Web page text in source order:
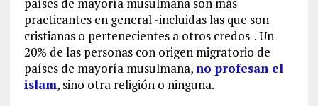
países de mayoría musulmana son más
practicantes en general -incluidas las que son
cristianas o pertenecientes a otros credos-. Un
20% de las personas con origen migratorio de
países de mayoría musulmana, no profesan el
islam, sino otra religión o ninguna.